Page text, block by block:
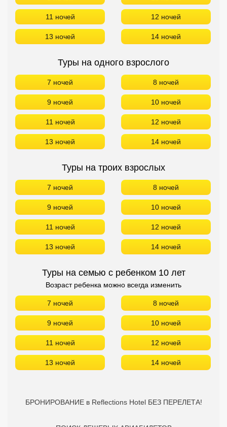
11 ночей 12 ночей
13 ночей 14 ночей
Туры на одного взрослого
7 ночей 8 ночей
9 ночей 10 ночей
11 ночей 12 ночей
13 ночей 14 ночей
Туры на троих взрослых
7 ночей 8 ночей
9 ночей 10 ночей
11 ночей 12 ночей
13 ночей 14 ночей
Туры на семью с ребенком 10 лет
Возраст ребенка можно всегда изменить
7 ночей 8 ночей
9 ночей 10 ночей
11 ночей 12 ночей
13 ночей 14 ночей
БРОНИРОВАНИЕ в Reflections Hotel БЕЗ ПЕРЕЛЕТА!